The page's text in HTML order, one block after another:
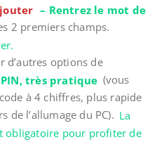
– Rentrez le mot de
2 premiers champs.
d’autres options de
très pratique (vous
à 4 chiffres, plus rapide
de l’allumage du PC). La
obligatoire pour profiter de